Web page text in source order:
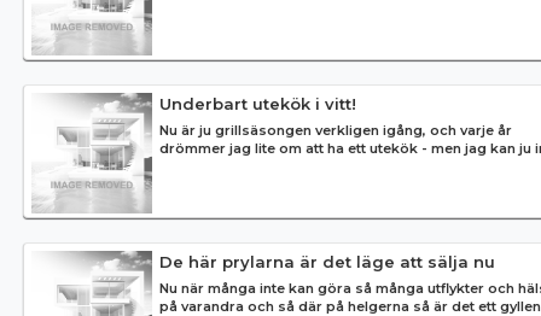
Underbart utekök i vitt!
Nu är ju grillsäsongen verkligen igång, och varje år
drömmer jag lite om att ha ett utekök - men jag kan ju
De här prylarna är det läge att sälja nu
Nu när många inte kan göra så många utflykter och
på varandra och så där på helgerna så är det ett